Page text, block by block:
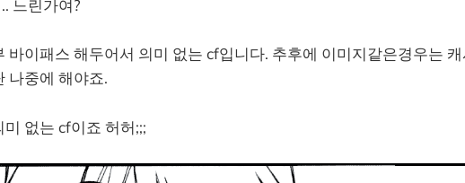
느린가여?
바이패스 해두어서 의미 없는 cf입니다. 추후에 이미지같은경우는
나중에 해야죠.
미 없는 cf이죠 허허;;;